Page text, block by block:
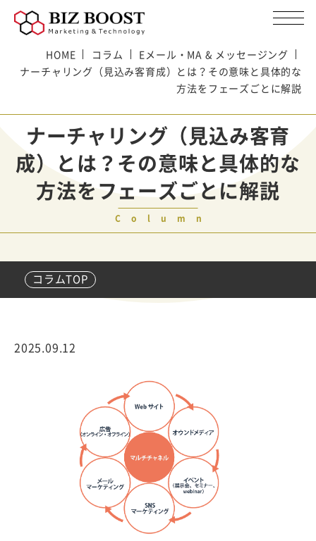
HOME コラム
Eメール・MA & メッセージング
ナーチャリング（見込み客育成）とは？その意味と具体的な
方法をフェーズごとに解説
ナーチャリング（見込み客育
成）とは？その意味と具体的な
方法をフェーズごとに解説
Column
コラムTOP
2025.09.12